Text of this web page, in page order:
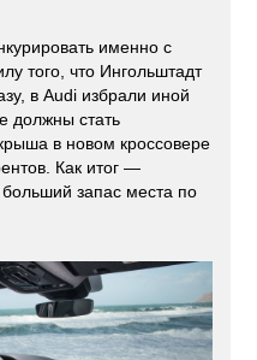
именно с
того, что Ингольштадт
в Audi избрали иной
должны стать
в новом кроссовере
Как итог —
запас места по